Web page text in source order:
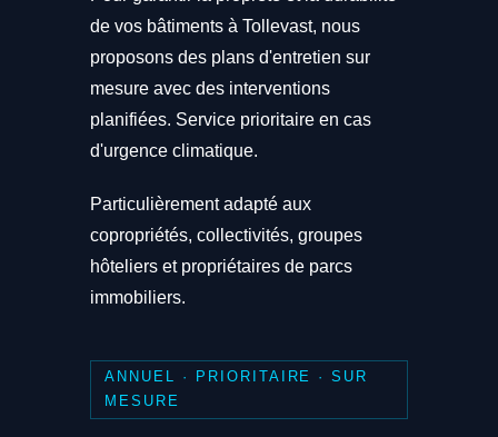
de vos bâtiments à Tollevast, nous
proposons des plans d'entretien sur
mesure avec des interventions
planifiées. Service prioritaire en cas
d'urgence climatique.
Particulièrement adapté aux
copropriétés, collectivités, groupes
hôteliers et propriétaires de parcs
immobiliers.
ANNUEL · PRIORITAIRE · SUR
MESURE